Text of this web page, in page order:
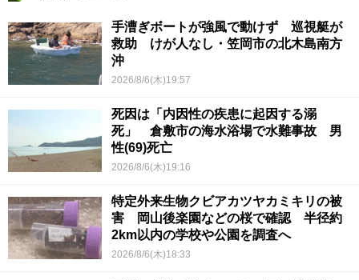
手漕ぎボートが強風で動けず 巡視艇が
救助 けが人なし・笠岡市の北木島南方
沖
2026/8/6(木)19:57
死因は「内因性の疾患に起因する溺
死」 倉敷市の海水浴場で水難事故 男
性(69)死亡
2026/8/6(木)19:16
特定外来生物クビアカツヤカミキリの被
害 岡山後楽園などの桜で確認 半径約
2km以内の学校や公園を調査へ
2026/8/6(木)18:33